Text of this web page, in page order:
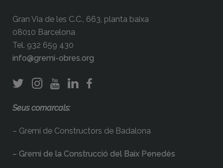
Gran Via de les C.C., 663, planta baixa
08010 Barcelona
Tel. 932 659 430
info@gremi-obres.org
Seus comarcals:
– Gremi de Constructors de Badalona
– Gremi de la Construcció del Baix Penedès